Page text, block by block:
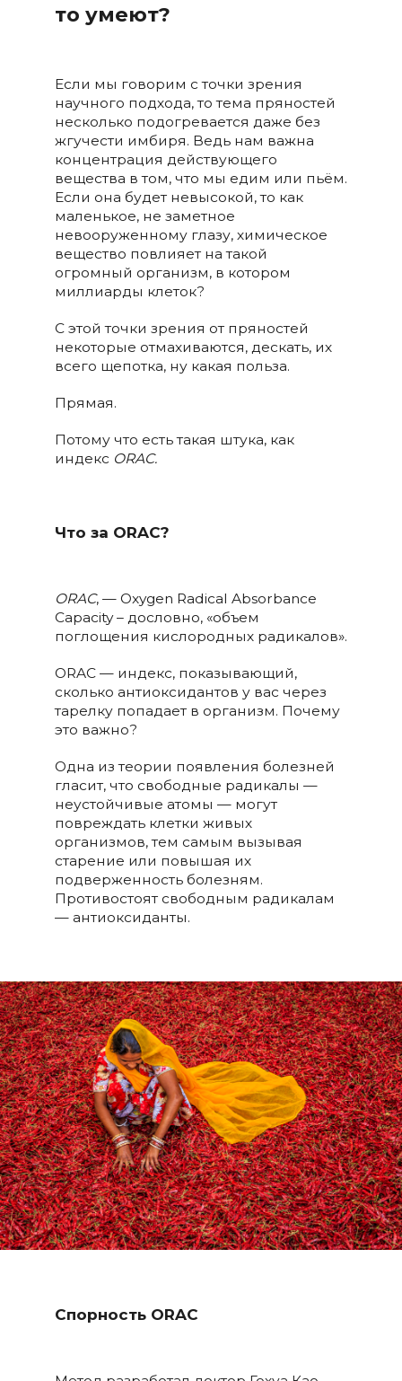
то умеют?
Если мы говорим с точки зрения
научного подхода, то тема пряностей
несколько подогревается даже без
жгучести имбиря. Ведь нам важна
концентрация действующего
вещества в том, что мы едим или пьём.
Если она будет невысокой, то как
маленькое, не заметное
невооруженному глазу, химическое
вещество повлияет на такой
огромный организм, в котором
миллиарды клеток?
С этой точки зрения от пряностей
некоторые отмахиваются, дескать, их
всего щепотка, ну какая польза.
Прямая.
Потому что есть такая штука, как
индекс ORAC.
Что за ORAC?
ORAC, — Oxygen Radical Absorbance
Capacity – дословно, «объем
поглощения кислородных радикалов».
ORAC — индекс, показывающий,
сколько антиоксидантов у вас через
тарелку попадает в организм. Почему
это важно?
Одна из теории появления болезней
гласит, что свободные радикалы —
неустойчивые атомы — могут
повреждать клетки живых
организмов, тем самым вызывая
старение или повышая их
подверженность болезням.
Противостоят свободным радикалам
— антиоксиданты.
Спорность ORAC